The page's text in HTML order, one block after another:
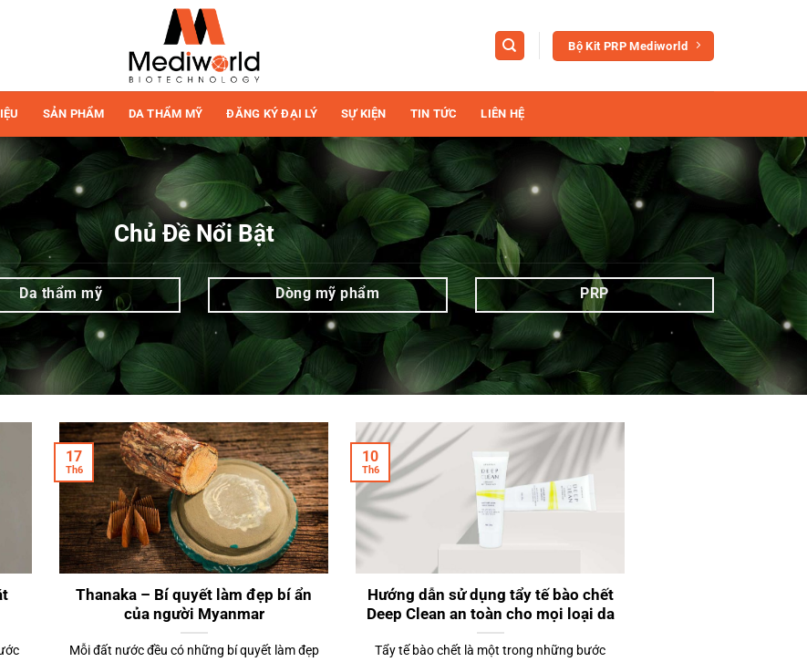
Bộ Kit PRP Mediworld
SẢN PHẨM DA THẨM MỸ ĐĂNG KÝ ĐẠI LÝ SỰ KIỆN TIN TỨC LIÊN HỆ
Chủ Đề Nổi Bật
Da thẩm mỹ Dòng mỹ phẩm PRP
Thanaka – Bí quyết làm đẹp bí ẩn
của người Myanmar
Mỗi đất nước đều có những bí quyết làm đẹp
17
Th6
Hướng dẫn sử dụng tẩy tế bào chết
Deep Clean an toàn cho mọi loại da
Tẩy tế bào chết là một trong những bước
10
Th6